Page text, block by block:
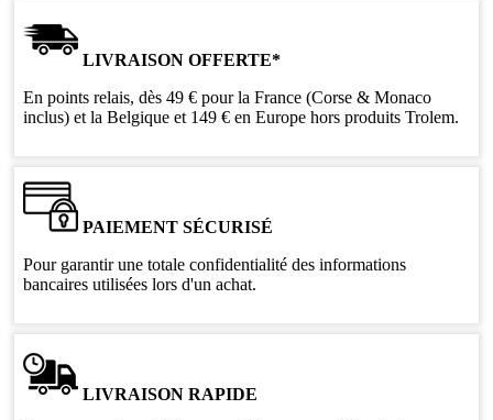
LIVRAISON OFFERTE*
En points relais, dès 49 € pour la France (Corse & Monaco
inclus) et la Belgique et 149 € en Europe hors produits Trolem.
PAIEMENT SÉCURISÉ
Pour garantir une totale confidentialité des informations
bancaires utilisées lors d'un achat.
LIVRAISON RAPIDE